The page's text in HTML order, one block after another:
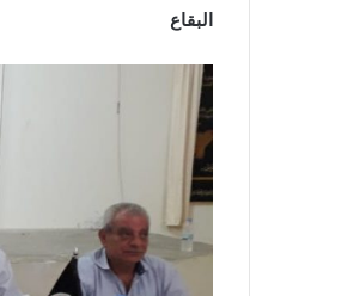
البقاع